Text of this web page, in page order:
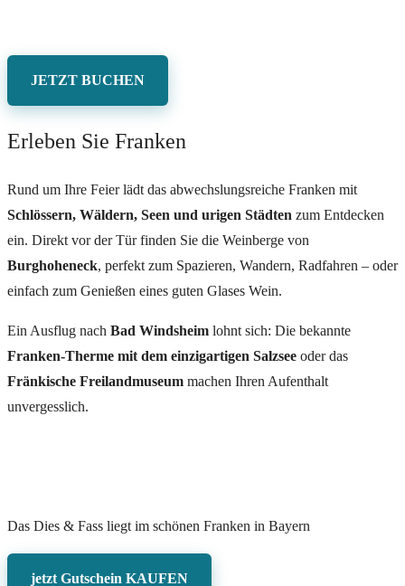
JETZT BUCHEN
Erleben Sie Franken
Rund um Ihre Feier lädt das abwechslungsreiche Franken mit
Schlössern, Wäldern, Seen und urigen Städten zum Entdecken
ein. Direkt vor der Tür finden Sie die Weinberge von
Burghoheneck, perfekt zum Spazieren, Wandern, Radfahren – oder
einfach zum Genießen eines guten Glases Wein.
Ein Ausflug nach Bad Windsheim lohnt sich: Die bekannte
Franken-Therme mit dem einzigartigen Salzsee oder das
Fränkische Freilandmuseum machen Ihren Aufenthalt
unvergesslich.
Das Dies & Fass liegt im schönen Franken in Bayern
jetzt Gutschein KAUFEN